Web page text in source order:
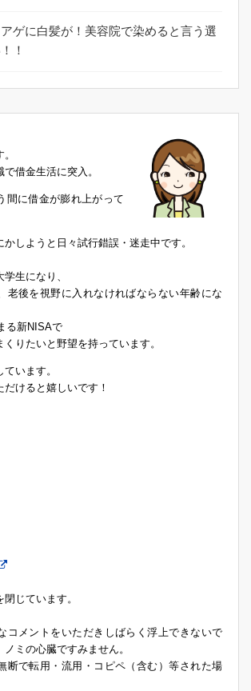
ゲに白髪が！美容院で染めると言う選
！
借金生活に突入。
間に借金が膨れ上がって
しようと日々試行錯誤・迷走中です。
生になり、
老後を視野に入れなければならない年齢にな
る新NISAで
りたいと野望を持っています。
います。
けると嬉しいです！
じています。
コメントをいただきしばらく浮上できないで
ミの心臓ですみません。
断で転用・流用・コピペ（含む）等された場